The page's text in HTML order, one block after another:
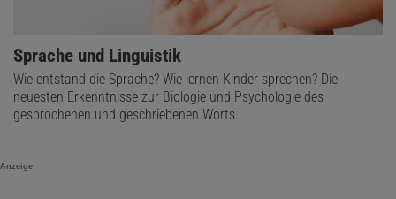
Sprache und Linguistik
Wie entstand die Sprache? Wie lernen Kinder sprechen? Die
neuesten Erkenntnisse zur Biologie und Psychologie des
gesprochenen und geschriebenen Worts.
Anzeige